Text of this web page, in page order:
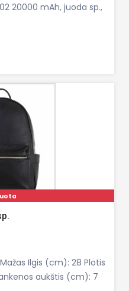
20000 mAh, juoda sp.,
Ilgis (cm): 28 Plotis
aukštis (cm): 7